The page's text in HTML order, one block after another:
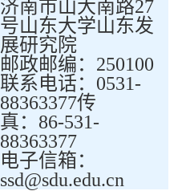
济南市山大南路27
号山东大学山东发
展研究院
邮政邮编：250100
联系电话：0531-
88363377传
真：86-531-
88363377
电子信箱：
ssd@sdu.edu.cn